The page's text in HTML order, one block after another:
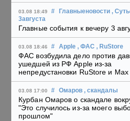
03.08 18:49 # Главныеновости ,
3августа
Главные события к вечеру 3
03.08 18:46 # Apple , ФАС , RuStore
ФАС возбудила дело против
ушедшей из РФ Apple из-за
непредустановки RuStore и Max
03.08 17:00 # Омаров , скандалы
Курбан Омаров о скандале
"Это случилось из-за моего
прошлом"